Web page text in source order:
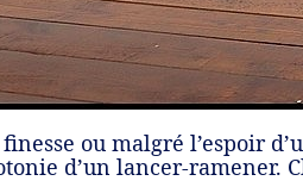
ou malgré l’espoir
d’un lancer-ramener.